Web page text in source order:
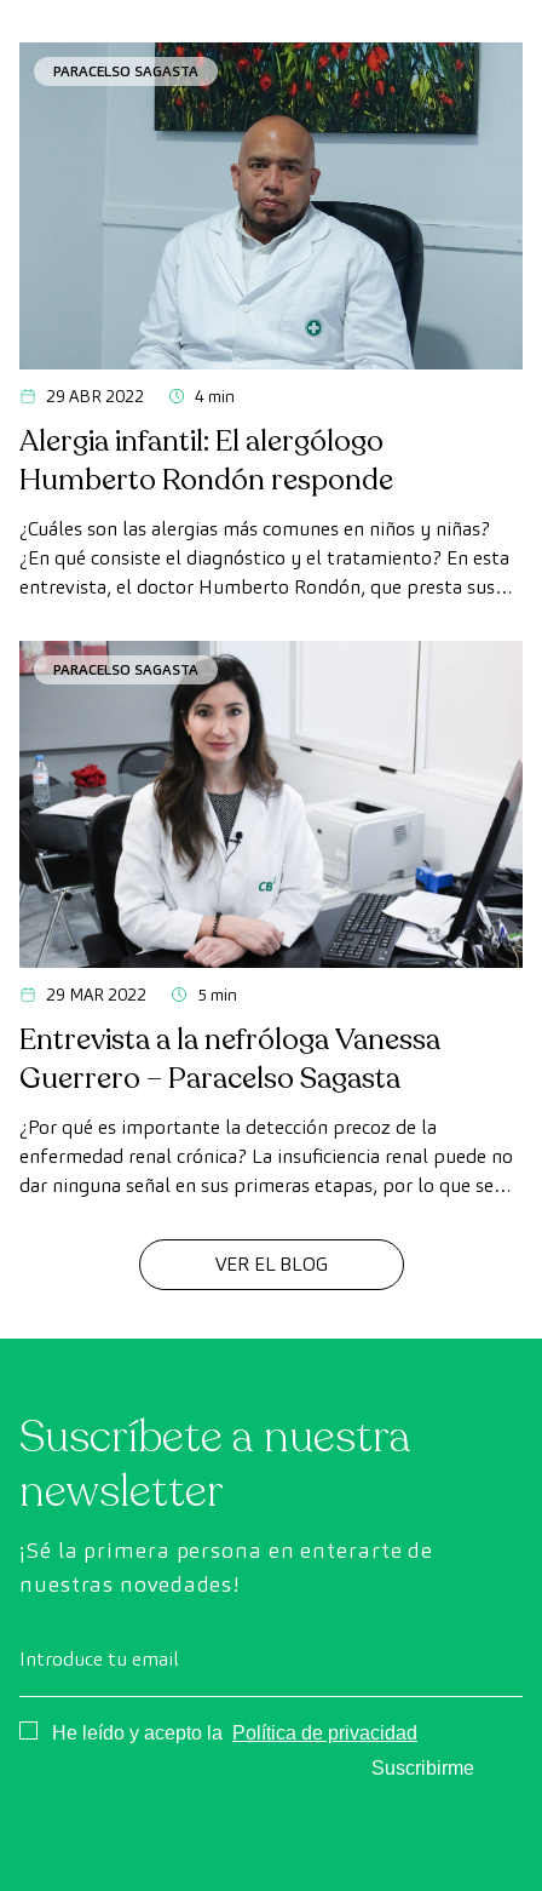
PARACELSO SAGASTA
29 ABR 2022 4 min
Alergia infantil: El alergólogo
Humberto Rondón responde
¿Cuáles son las alergias más comunes en niños y niñas?
¿En qué consiste el diagnóstico y el tratamiento? En esta
entrevista, el doctor Humberto Rondón, que presta sus
consulta de Alergología general, responde sobre las dudas
más comunes sobre las alergias infantiles. Una etapa en …
PARACELSO SAGASTA
29 MAR 2022 5 min
Entrevista a la nefróloga Vanessa
Guerrero – Paracelso Sagasta
¿Por qué es importante la detección precoz de la
enfermedad renal crónica? La insuficiencia renal puede no
dar ninguna señal en sus primeras etapas, por lo que se
Vanessa Guerrero Granados, nefróloga de Paracelso
Sagasta, que incide en que solo efectuando un diagnóstico
VER EL BLOG
Suscríbete a nuestra
newsletter
¡Sé la primera persona en enterarte de
nuestras novedades!
Introduce tu email
Consentimiento
He leído y acepto la
Política de privacidad
Suscribirme